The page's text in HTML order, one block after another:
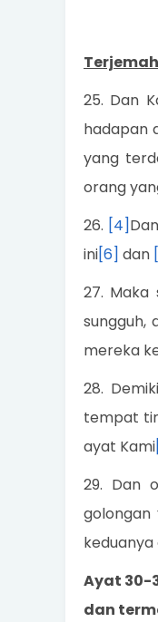
25. Dan
hadapan
yang
orang
26. [4]
ini[6] dan
27.
sungguh,
mereka
28.
tempat
ayat Kami
29. Dan
Ayat 30-
dan